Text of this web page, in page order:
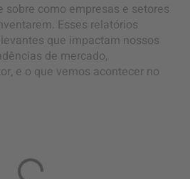
sobre como empresas e setores
Esses relatórios
que impactam nossos
de mercado,
e o que vemos acontecer no